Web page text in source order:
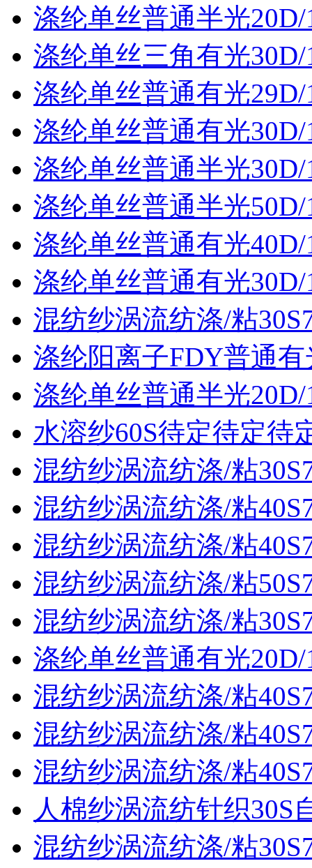
涤纶单丝普通半光20D/
涤纶单丝三角有光30D/
涤纶单丝普通有光29D/
涤纶单丝普通有光30D/
涤纶单丝普通半光30D/
涤纶单丝普通半光50D/
涤纶单丝普通有光40D/
涤纶单丝普通有光30D/
混纺纱涡流纺涤/粘
涤纶阳离子FDY普通有
涤纶单丝普通半光20D/
水溶纱60S待定待定待
混纺纱涡流纺涤/粘
混纺纱涡流纺涤/粘
混纺纱涡流纺涤/粘
混纺纱涡流纺涤/粘
混纺纱涡流纺涤/粘
涤纶单丝普通有光20D/
混纺纱涡流纺涤/粘
混纺纱涡流纺涤/粘
混纺纱涡流纺涤/粘
人棉纱涡流纺针织30S
混纺纱涡流纺涤/粘